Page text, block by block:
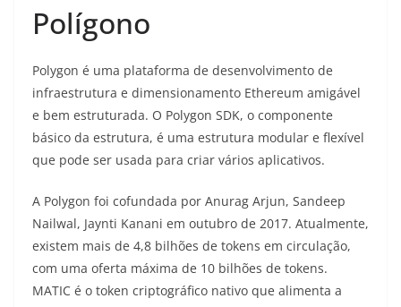
Polígono
Polygon é uma plataforma de desenvolvimento de
infraestrutura e dimensionamento Ethereum amigável
e bem estruturada. O Polygon SDK, o componente
básico da estrutura, é uma estrutura modular e flexível
que pode ser usada para criar vários aplicativos.
A Polygon foi cofundada por Anurag Arjun, Sandeep
Nailwal, Jaynti Kanani em outubro de 2017. Atualmente,
existem mais de 4,8 bilhões de tokens em circulação,
com uma oferta máxima de 10 bilhões de tokens.
MATIC é o token criptográfico nativo que alimenta a